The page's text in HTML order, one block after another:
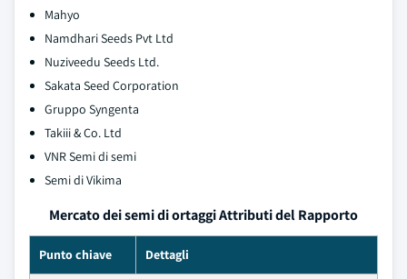
Mahyo
Namdhari Seeds Pvt Ltd
Nuziveedu Seeds Ltd.
Sakata Seed Corporation
Gruppo Syngenta
Takiii & Co. Ltd
VNR Semi di semi
Semi di Vikima
Mercato dei semi di ortaggi Attributi del Rapporto
Punto chiave Dettagli